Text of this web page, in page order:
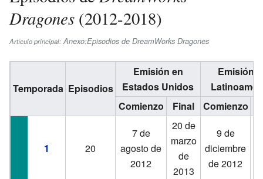
Dragones (2012-2018)
Artículo principal: Anexo:Episodios de DreamWorks Dragones
Temporada Episodios
Emisión en
Estados Unidos
Emisión
Comienzo
Final Comienzo
1 20
7 de
agosto de
2012
20 de
marzo
de
2013
9 de
diciembre
de 2012